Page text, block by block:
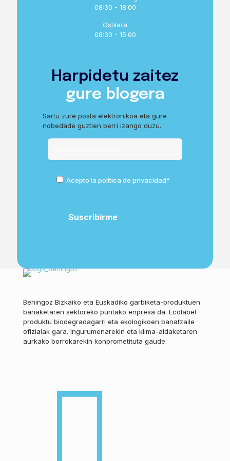
08:30 - 18:00
Ostilara
08:30 - 15:00
Harpidetu zaitez
gure blogera
Sartu zure posta elektronikoa eta gure
nobedade guztien berri izango duzu.
Acepto la política de privacidad*
Behingoz Bizkaiko eta Euskadiko garbiketa-produktuen
banaketaren sektoreko puntako enpresa da. Ecolabel
produktu biodegradagarri eta ekologikoen banatzaile
ofizialak gara. Ingurumenarekin eta klima-aldaketaren
aurkako borrokarekin konprometituta gaude.